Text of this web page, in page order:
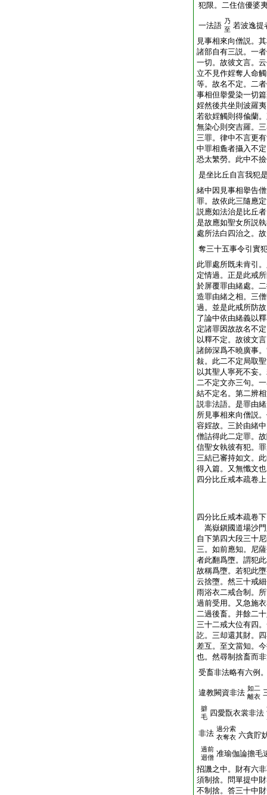
犯限。二住信優婆
一法語 乃
至 若波逸提
見事相來向僧説。
諸部自有三説。一
一切。故彼文言。
立不見作婬奪人命
等。故名不定。二
事相但擧愛染一切
婬然後共坐則波羅
若欲婬觸則得偸蘭
無染心則突吉羅。
三罪。律中不言更
中罪相麁者攝入不
恐太繁勞。此中不
是坐比丘自言我犯
緒中因見事相擧告
罪。故依此三隨應
説應如法治是比丘
是故應如聖女所説
處所法白四治之。
奪三十五事令引實
此罪處所既未肯引
定情過。正是此戒
於屏覆罪由緒處。
造罪由緒之相。三
過。並是此戒所防
了論中依由緒義以
定諸罪因故故名不
以釋不定。故彼文
諸師深爲不曉廣事
敍。此二不定局取
以其聖人寧死不妄
二不定文亦三句。
結不定名。第二辨
説非法語。是罪由
所見事相來向僧説
容婬故。三於由緒
僧詰得此二定罪。
信聖女執彼有犯。
三結已審持如文。
得入篇。又無懺文也
四分比丘戒本疏卷上
四分比丘戒本疏卷下
嵩嶽鎭國道場沙
自下第四大段三十
三。如前應知。尼
者此翻爲墮。謂犯
故稱爲墮。若犯此
云捨墮。然三十戒
雨浴衣二戒合制。
過前受用。又急施
二過後畜。并餘二
三十二戒大位有四
訖。三却還其財。
差互。至文當知。
也。然尋制捨畜而
受畜非法略有六例
違教闕資非法 如二
離衣
擗
毛 四愛翫衣裳非法
非法 過分索
衣奪衣 六貪貯
過前
迴僧 准瑜伽論擔毛
招譏之中。財有六
須制捨。問單提中
不制捨。答三十中